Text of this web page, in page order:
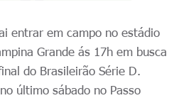
entrar em campo no estádio
Grande ás 17h em busca
do Brasileirão Série D.
último sábado no Passo